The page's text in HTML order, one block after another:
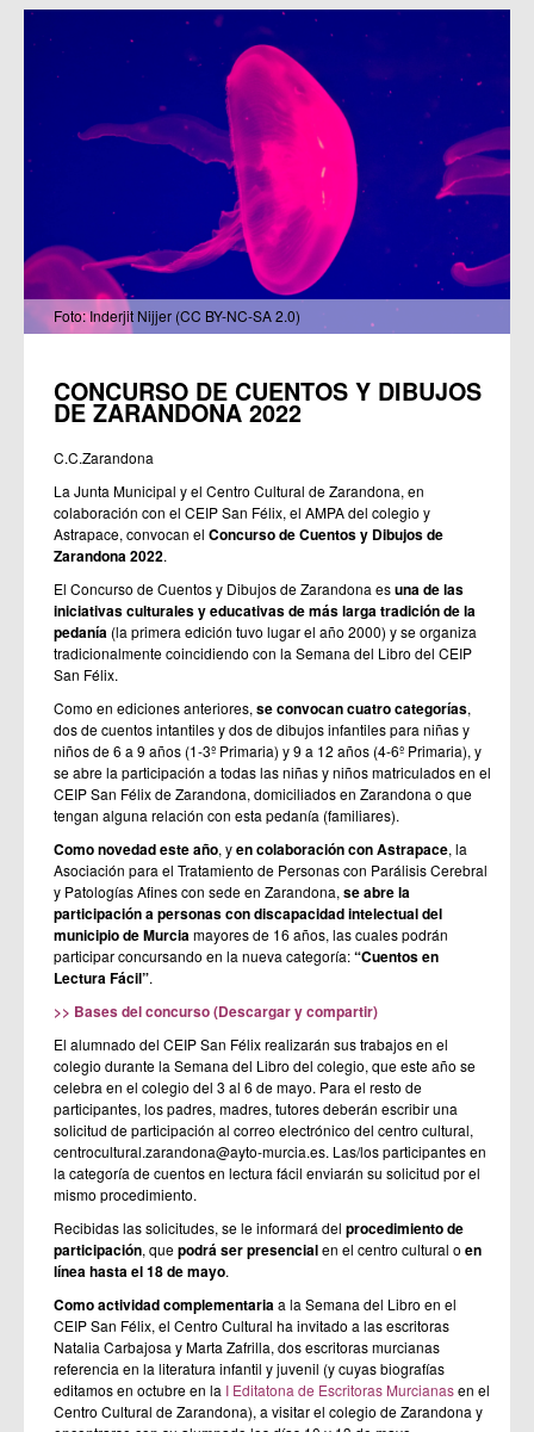
Foto: Inderjit Nijjer (CC BY-NC-SA 2.0)
CONCURSO DE CUENTOS Y DIBUJOS
DE ZARANDONA 2022
C.C.Zarandona
La Junta Municipal y el Centro Cultural de Zarandona, en
colaboración con el CEIP San Félix, el AMPA del colegio y
Astrapace, convocan el Concurso de Cuentos y Dibujos de
Zarandona 2022.
El Concurso de Cuentos y Dibujos de Zarandona esuna de las
iniciativas culturales y educativas de más larga tradición de la
pedanía (la primera edición tuvo lugar el año 2000) y se organiza
tradicionalmente coincidiendo con la Semana del Libro del CEIP
San Félix.
Como en ediciones anteriores, se convocan cuatro categorías,
dos de cuentos intantiles y dos de dibujos infantiles para niñas y
niños de 6 a 9 años (1-3º Primaria) y 9 a 12 años (4-6º Primaria), y
se abre la participación a todas las niñas y niños matriculados en el
CEIP San Félix de Zarandona, domiciliados en Zarandona o que
tengan alguna relación con esta pedanía (familiares).
Como novedad este año, yen colaboración con Astrapace, la
Asociación para el Tratamiento de Personas con Parálisis Cerebral
y Patologías Afines con sede en Zarandona, se abre la
participación a personas con discapacidad intelectualdel
municipio de Murciamayores de 16 años, las cuales podrán
participar concursando en la nueva categoría:“Cuentos en
Lectura Fácil”.
>> Bases del concurso (Descargar y compartir)
El alumnado del CEIP San Félix realizarán sus trabajos en el
colegio durante la Semana del Libro del colegio, que este año se
celebra en el colegio del 3 al 6 de mayo. Para el resto de
participantes, los padres, madres, tutores deberán escribir una
solicitud de participación al correo electrónico del centro cultural,
centrocultural.zarandona@ayto-murcia.es. Las/los participantes en
la categoría de cuentos en lectura fácil enviarán su solicitud por el
mismo procedimiento.
Recibidas las solicitudes, se le informará del procedimiento de
participación, quepodrá ser presencialen el centro cultural o en
línea hasta el 18 de mayo.
Como actividad complementariaa la Semana del Libro en el
CEIP San Félix, el Centro Cultural ha invitado a las escritoras
Natalia Carbajosa y Marta Zafrilla, dos escritoras murcianas
referencia en la literatura infantil y juvenil (y cuyas biografías
editamos en octubre en la I Editatona de Escritoras Murcianasen el
Centro Cultural de Zarandona), a visitar el colegio de Zarandona y